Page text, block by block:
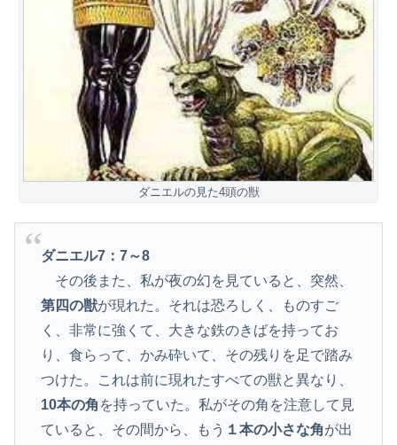
ダニエルの見た4頭の獣
ダニエル7：7～8
その後また、私が夜の幻を見ていると、突然、
第四の獣が現れた。それは恐ろしく、ものすご
く、非常に強くて、大きな鉄のきばを持ってお
り、食らって、かみ砕いて、その残りを足で踏み
つけた。これは前に現れたすべての獣と異なり、
10本の角 を持っていた。私がその角を注意して見
ていると、その間から、もう １本の小さな角が出